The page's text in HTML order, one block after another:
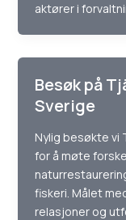
aktører i
Besøk på
Sverige
Nylig besøkte vi
for å møte
fiskeri. Målet
relasjoner og